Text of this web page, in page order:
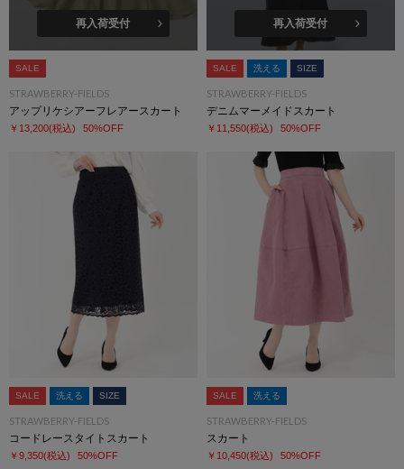
再入荷受付
SALE
STRAWBERRY-FIELDS
アップリケシアーフレアースカート
￥13,200(税込) 50%OFF
再入荷受付
SALE 洗える SIZE
STRAWBERRY-FIELDS
デニムマーメイドスカート
￥11,550(税込) 50%OFF
SALE 洗える SIZE
STRAWBERRY-FIELDS
コードレースタイトスカート
￥9,350(税込) 50%OFF
SALE 洗える
STRAWBERRY-FIELDS
スカート
￥10,450(税込) 50%OFF